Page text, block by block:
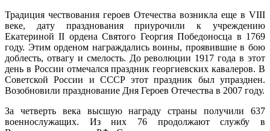
Традиция чествования героев Отечества возникла еще в VIII
веке, дату празднования приурочили к учреждению
Екатериной II ордена Святого Георгия Победоносца в 1769
году. Этим орденом награждались воины, проявившие в бою
доблесть, отвагу и смелость. До революции 1917 года в этот
день в России отмечался праздник георгиевских кавалеров. В
Советской России и СССР этот праздник был упразднен.
Возобновили празднование Дня Героев Отечества в 2007 году.
За четверть века высшую награду страны получили 637
военнослужащих. Из них 76 продолжают службу в